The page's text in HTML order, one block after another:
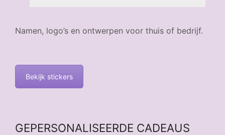
Namen, logo’s en ontwerpen voor thuis of bedrijf.
Bekijk stickers
GEPERSONALISEERDE CADEAUS